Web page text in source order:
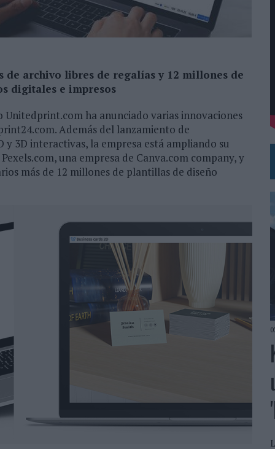
DE 'LOS SIMPSON'
AVAL DE SU CALIDAD
Y COMUNICACIÓN EN EL SECTOR ASEGURADOR 2026
SEMESTRE HASTA LOS 196 MILLONES DE EUROS
de archivo libres de regalías y 12 millones de
digitales e impresos
ha anunciado varias innovaciones
Además del lanzamiento de
3D interactivas, la empresa está ampliando su
una empresa de Canva.com company, y
más de 12 millones de plantillas de diseño